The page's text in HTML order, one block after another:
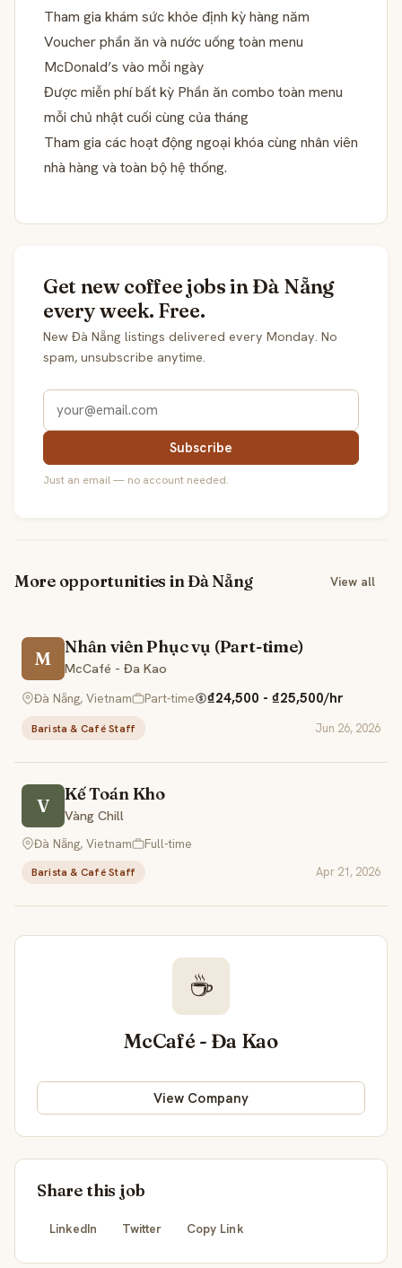
Tham gia khám sức khỏe định kỳ hàng năm
Voucher phần ăn và nước uống toàn menu
McDonald’s vào mỗi ngày
Được miễn phí bất kỳ Phần ăn combo toàn menu
mỗi chủ nhật cuối cùng của tháng
Tham gia các hoạt động ngoại khóa cùng nhân viên
nhà hàng và toàn bộ hệ thống.
Get new coffee jobs in Đà Nẵng
every week. Free.
New Đà Nẵng listings delivered every Monday. No
spam, unsubscribe anytime.
Subscribe
Just an email — no account needed.
More opportunities in Đà Nẵng View all
M
Nhân viên Phục vụ (Part-time)
McCafé - Đa Kao
Đà Nẵng, Vietnam
Part-time ₫24,500 - ₫25,500/hr
Barista & Café Staff Jun 26, 2026
V
Kế Toán Kho
Vàng Chill
Đà Nẵng, Vietnam
Full-time
Barista & Café Staff Apr 21, 2026
☕
McCafé - Đa Kao
View Company
Share this job
LinkedIn Twitter Copy Link